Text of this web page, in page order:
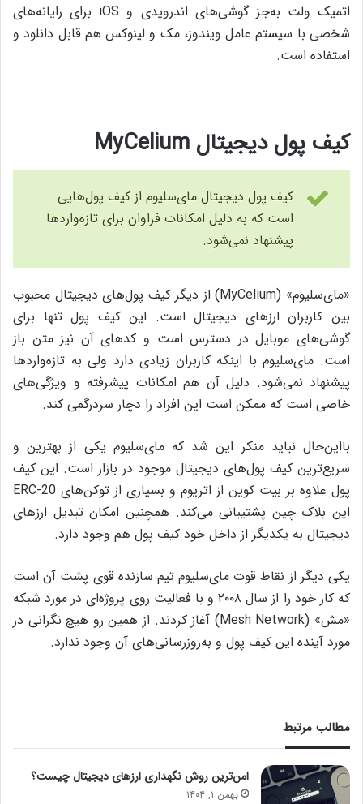
اتمیک ولت به‌جز گوشی‌های اندرویدی و iOS برای رایانه‌های
شخصی با سیستم عامل ویندوز، مک و لینوکس هم قابل دانلود و
استفاده است.
کیف پول دیجیتال MyCelium
کیف پول دیجیتال مای‌سلیوم از کیف پول‌هایی
است که به دلیل امکانات فراوان برای تازه‌واردها
پیشنهاد نمی‌شود.
«مای‌سلیوم» (MyCelium) از دیگر کیف پول‌های دیجیتال محبوب
بین کاربران ارزهای دیجیتال است. این کیف پول تنها برای
گوشی‌های موبایل در دسترس است و کدهای آن نیز متن باز
است. مای‌سلیوم با اینکه کاربران زیادی دارد ولی به تازه‌واردها
پیشنهاد نمی‌شود. دلیل آن هم امکانات پیشرفته و ویژگی‌های
خاصی است که ممکن است این افراد را دچار سردرگمی کند.
با‌این‌حال نباید منکر این شد که مای‌سلیوم یکی از بهترین و
سریع‌ترین کیف پول‌های دیجیتال موجود در بازار است. این کیف
پول علاوه بر بیت کوین از اتریوم و بسیاری از توکن‌های ERC-20
این بلاک چین پشتیبانی می‌کند. همچنین امکان تبدیل ارزهای
دیجیتال به یکدیگر از داخل خود کیف پول هم وجود دارد.
یکی دیگر از نقاط قوت مای‌سلیوم تیم سازنده‌ قوی پشت آن است
که کار خود را از سال ۲۰۰۸ و با فعالیت روی پروژه‌ای در مورد شبکه‌
«مش» (Mesh Network) آغاز کردند. از همین رو هیچ نگرانی در
مورد آینده‌ این کیف پول و به‌روزرسانی‌های آن وجود ندارد.
مطالب مرتبط
امن‌ترین روش نگهداری ارزهای دیجیتال چیست؟
بهمن ۱, ۱۴۰۴